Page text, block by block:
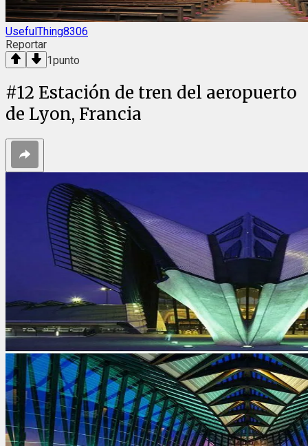
UsefulThing8306
Reportar
1punto
#12 Estación de tren del aeropuerto
de Lyon, Francia